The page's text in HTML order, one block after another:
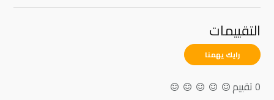
التقييمات
رايك يهمنا
0 تقييم